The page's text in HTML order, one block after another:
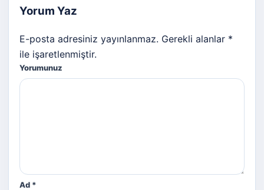
Yorum Yaz
E-posta adresiniz yayınlanmaz. Gerekli alanlar *
ile işaretlenmiştir.
Yorumunuz
Ad *